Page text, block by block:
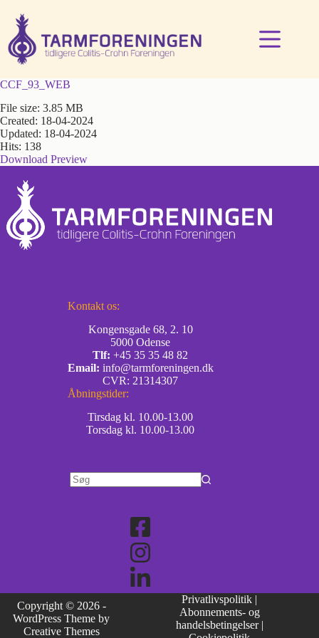
indhold
CCF_93_WEB
File size: 3.85 MB
Created: 18-04-2024
Updated: 18-04-2024
Hits: 138
Download Preview
Kontakt os:
Kongensgade 68, 2. 10
5000 Odense
Tlf: +45 35 35 48 82
Email: info@tarmforeningen.dk
CVR: 21314307
Åbningstider:
Tirsdag kl. 10.00-13.00
Torsdag kl. 10.00-13.00
Copyright © 2026 -
WordPress Theme by
Creative Themes
Privatlivspolitik |
Abonnements- og
handelsbetingelser |